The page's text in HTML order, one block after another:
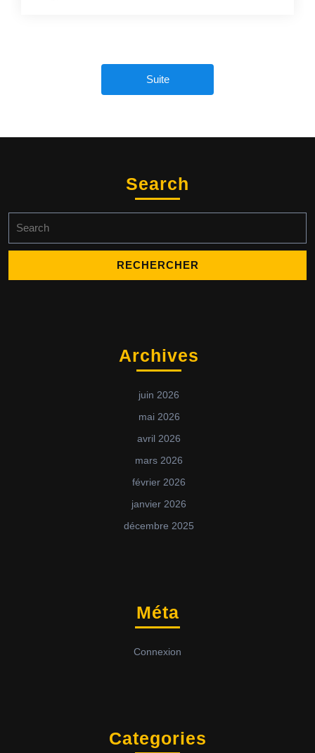
Suite
Search
Archives
juin 2026
mai 2026
avril 2026
mars 2026
février 2026
janvier 2026
décembre 2025
Méta
Connexion
Categories